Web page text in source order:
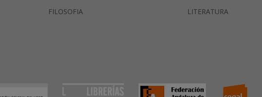
FILOSOFIA
LITERATURA